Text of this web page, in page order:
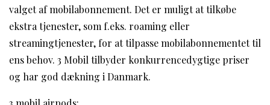
valget af mobilabonnement. Det er muligt at tilkøbe
ekstra tjenester, som f.eks. roaming eller
streamingtjenester, for at tilpasse mobilabonnementet til
ens behov. 3 Mobil tilbyder konkurrencedygtige priser
og har god dækning i Danmark.